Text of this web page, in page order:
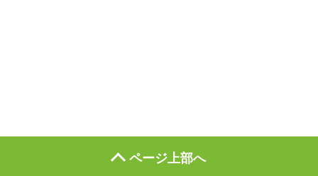
ページ上部へ